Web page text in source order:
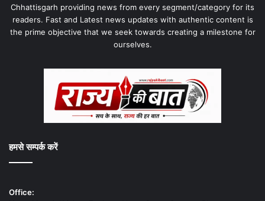
Chhattisgarh providing news from every segment/category for its
readers. Fast and Latest news updates with authentic content is
the prime objective that we seek towards creating a milestone for
ourselves.
हमसे सम्पर्क करें
Office: